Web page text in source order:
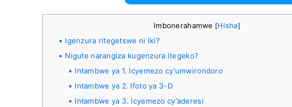
Imbonerahamwe [Hisha]
Igenzura ritegetswe ni iki?
Nigute narangiza kugenzura itegeko?
Intambwe ya 1. Icyemezo cy'umwirondoro
Intambwe ya 2. Ifoto ya 3-D
Intambwe ya 3. Icyemezo cy'aderesi